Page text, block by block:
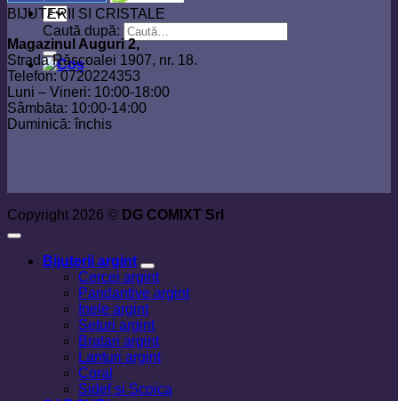
Caută după:
BIJUTERII SI CRISTALE
Magazinul Auguri 2,
Strada Răscoalei 1907, nr. 18.
Telefon: 0720224353
Luni – Vineri: 10:00-18:00
Sâmbăta: 10:00-14:00
Duminică: închis
Copyright 2026 © DG COMIXT Srl
Bijuterii argint
Cercei argint
Pandantive argint
Inele argint
Seturi argint
Bratari argint
Lanturi argint
Coral
Sidef si Scoica